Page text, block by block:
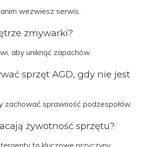
wezwiesz serwis.
zmywarki?
aby uniknąć zapachów.
sprzęt AGD, gdy nie jest
zachować sprawność podzespołów.
żywotność sprzętu?